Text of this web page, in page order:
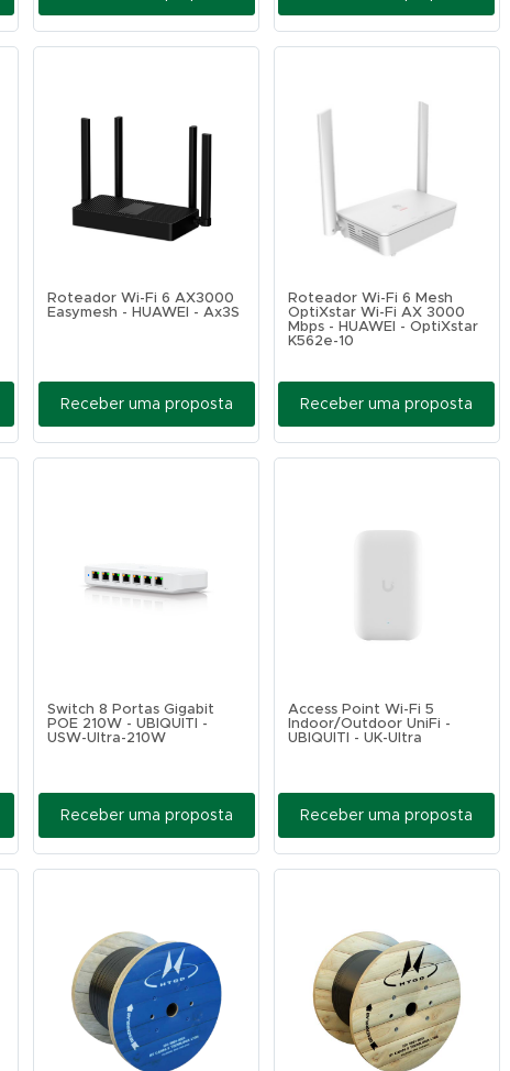
Roteador Wi-Fi 6 AX3000
Easymesh - HUAWEI - Ax3S
Receber uma proposta
Roteador Wi-Fi 6 Mesh
OptiXstar Wi-Fi AX 3000
Mbps - HUAWEI - OptiXstar
K562e-10
Receber uma proposta
Switch 8 Portas Gigabit
POE 210W - UBIQUITI -
USW-Ultra-210W
Receber uma proposta
Access Point Wi-Fi 5
Indoor/Outdoor UniFi -
UBIQUITI - UK-Ultra
Receber uma proposta